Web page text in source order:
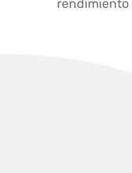
rendimiento